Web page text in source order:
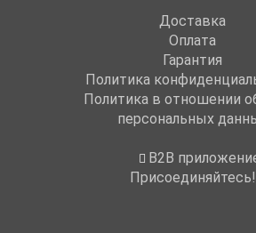
Доставка
Оплата
Гарантия
Политика
Политика в отношении
персональных
B2B
Присоединяйтесь!